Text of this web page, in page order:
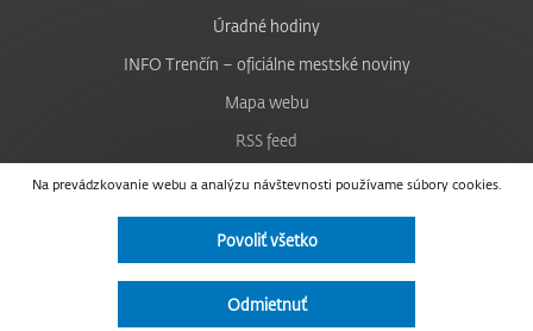
Na prevádzkovanie webu a analýzu návštevnosti používame súbory cookies.
Povoliť všetko
Odmietnuť
Úradné hodiny
INFO Trenčín – oficiálne mestské noviny
Mapa webu
RSS feed
Nastavenie cookies
Facebook
Instagram